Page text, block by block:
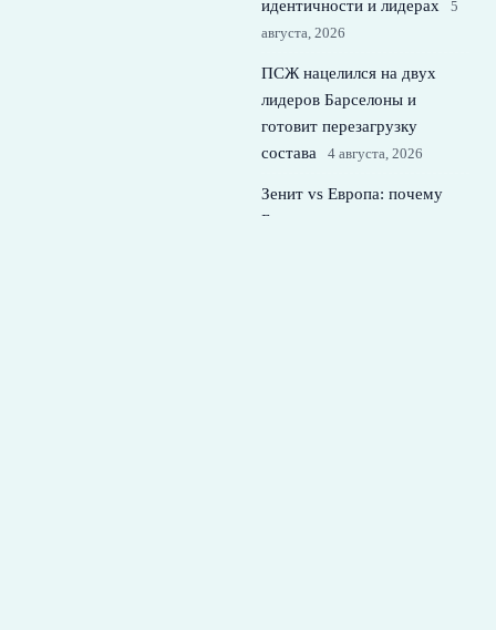
идентичности и лидерах
5
августа, 2026
ПСЖ нацелился на двух
лидеров Барселоны и
готовит перезагрузку
состава
4 августа, 2026
Зенит vs Европа: почему
Батраков тянет с